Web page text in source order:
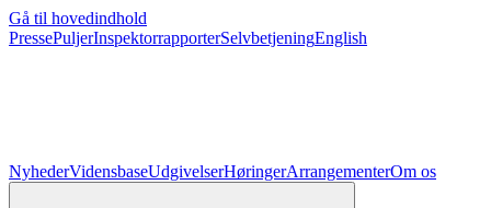
Gå til hovedindhold
PressePuljerInspektorrapporterSelvbetjeningEnglish
NyhederVidensbaseUdgivelserHøringerArrangementerOm os